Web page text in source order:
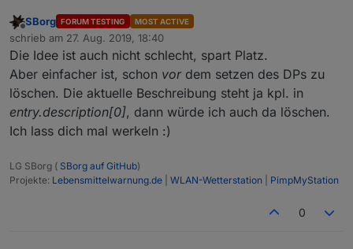
Offline
SBorg FORUM TESTING MOST ACTIVE
schrieb am 27. Aug. 2019, 18:40
zuletzt editiert von
Die Idee ist auch nicht schlecht, spart Platz.
Aber einfacher ist, schon vordem setzen des DPs zu
löschen. Die aktuelle Beschreibung steht ja kpl. in
entry.description[0], dann würde ich auch da löschen.
Ich lass dich mal werkeln :)
LG SBorg ( SBorg auf GitHub)
Projekte: Lebensmittelwarnung.de WLAN-Wetterstation PimpMyStation
0